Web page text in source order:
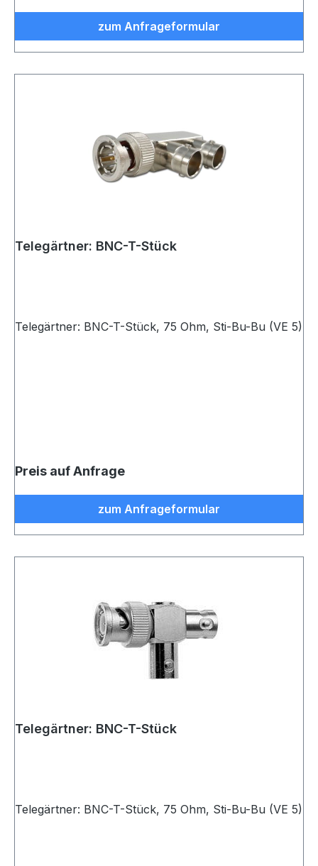
zum Anfrageformular
Telegärtner: BNC-T-Stück
Telegärtner: BNC-T-Stück, 75 Ohm, Sti-Bu-Bu (VE 5)
Preis auf Anfrage
zum Anfrageformular
Telegärtner: BNC-T-Stück
Telegärtner: BNC-T-Stück, 75 Ohm, Sti-Bu-Bu (VE 5)